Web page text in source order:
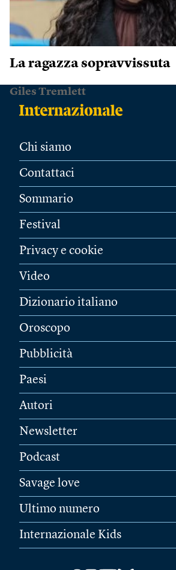
La ragazza sopravvissuta
Giles Tremlett
Chi siamo
Contattaci
Sommario
Festival
Privacy e cookie
Video
Dizionario italiano
Oroscopo
Pubblicità
Paesi
Autori
Newsletter
Podcast
Savage love
Ultimo numero
Internazionale Kids